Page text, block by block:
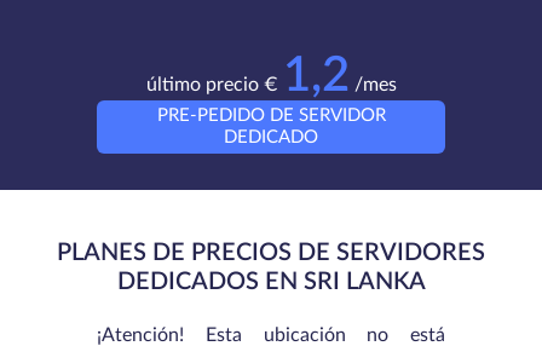
último precio € 1,2 /mes
PRE-PEDIDO DE SERVIDOR
DEDICADO
PLANES DE PRECIOS DE SERVIDORES
DEDICADOS EN SRI LANKA
¡Atención! Esta ubicación no está